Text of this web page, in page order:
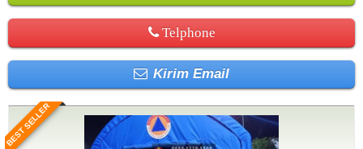
Telphone
Kirim Email
BEST SELLER